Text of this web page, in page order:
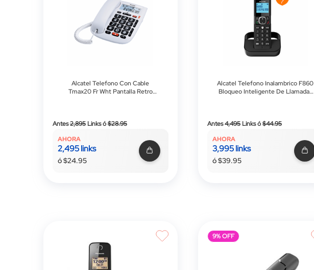
Alcatel Telefono Con Cable
Tmax20 Fr Wht Pantalla Retro
Precio
Antes2,895Linksó$28.95
AHORA
2,495 links
ó $24.95
Alcatel Telefono Inalambrico F860
Bloqueo Inteligente De Llamadas
Precio
Antes4,495Linksó$44.95
AHORA
3,995 links
ó $39.95
9% OFF